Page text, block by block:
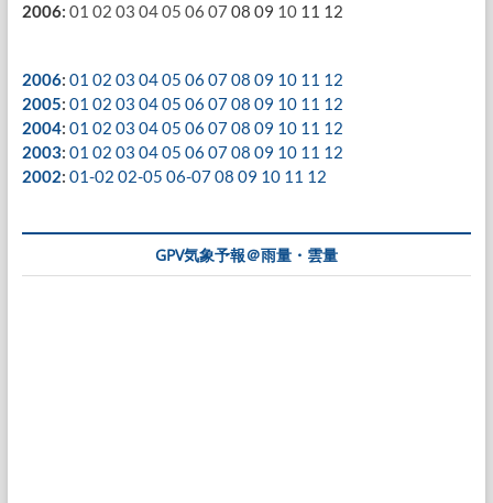
2006: 01 02 03 0405 06 07 08 09 10 11 12
2006: 01 02 03 0405 06 0708 09 10 11 12
2005: 01 02 03 0405 06 0708 09 10 11 12
2004: 01 02 03 0405 06 0708 09 10 11 12
2003: 01 02 03 0405 06 0708 09 10 11 12
2002: 01-02 02-05 06-0708 09 10 11 12
GPV気象予報＠雨量・雲量